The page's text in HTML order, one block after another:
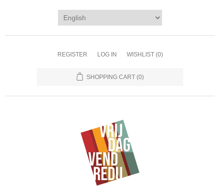
REGISTER LOG IN WISHLIST (0)
SHOPPING CART (0)